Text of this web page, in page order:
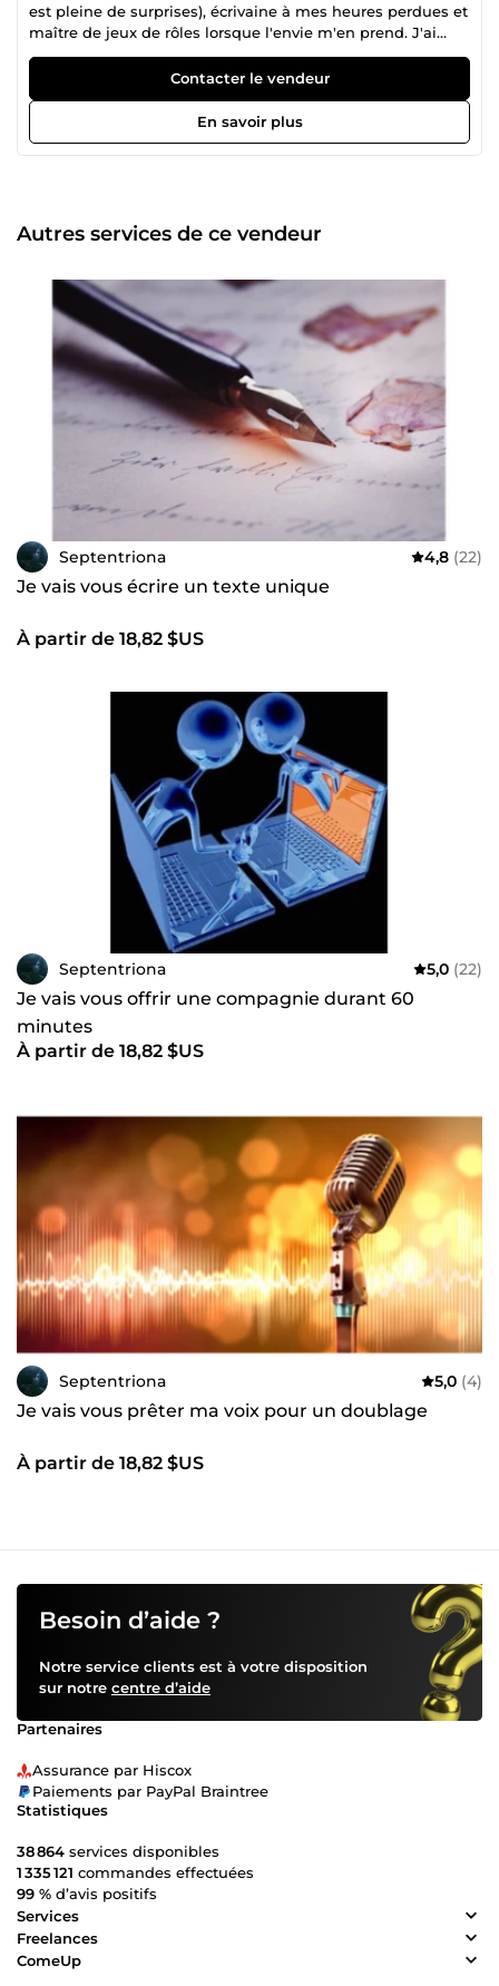
est pleine de surprises), écrivaine à mes heures perdues et
maître de jeux de rôles lorsque l'envie m'en prend. J'ai
adopté un chat adorable qui me fixe avec admiration
lorsque je lui verse ses croquettes au saumon. J'ai des
compétences et je n'hésiterais pas à m'en servir. Que dire
Contacter le vendeur
En savoir plus
Autres services de ce vendeur
Septentriona 4,8 (22)
Je vais vous écrire un texte unique
À partir de 18,82 $US
Septentriona 5,0 (22)
Je vais vous offrir une compagnie durant 60
minutes
À partir de 18,82 $US
Septentriona 5,0 (4)
Je vais vous prêter ma voix pour un doublage
À partir de 18,82 $US
Besoin d’aide ?
Notre service clients est à votre disposition
sur notre centre d’aide
Partenaires
Assurance par Hiscox
Paiements par PayPal Braintree
Statistiques
38 864 services disponibles
1 335 121 commandes effectuées
99 % d’avis positifs
Services
Freelances
ComeUp